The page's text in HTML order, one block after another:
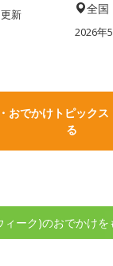
新 全国
2026年
おでかけトピック
る
ィーク)のおでかけ